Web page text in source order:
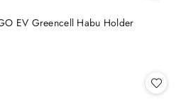
EV Greencell Habu Holder